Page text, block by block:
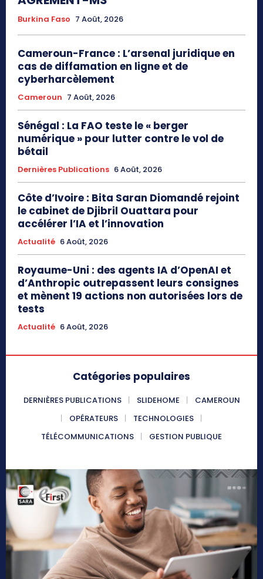
Burkina Faso 7 Août, 2026
Cameroun-France : L’arsenal juridique en
cas de diffamation en ligne et de
cyberharcèlement
Cameroun 7 Août, 2026
Sénégal : La FAO teste le « berger
numérique » pour lutter contre le vol de
bétail
Dernières Publications 6 Août, 2026
Côte d’Ivoire : Bita Saran Diomandé rejoint
le cabinet de Djibril Ouattara pour
accélérer l’IA et l’innovation
Actualité 6 Août, 2026
Royaume-Uni : des agents IA d’OpenAI et
d’Anthropic outrepassent leurs consignes
et mènent 19 actions non autorisées lors de
tests
Actualité 6 Août, 2026
Catégories populaires
DERNIÈRES PUBLICATIONS SLIDEHOME
CAMEROUN
OPÉRATEURS
TECHNOLOGIES
TÉLÉCOMMUNICATIONS
GESTION PUBLIQUE